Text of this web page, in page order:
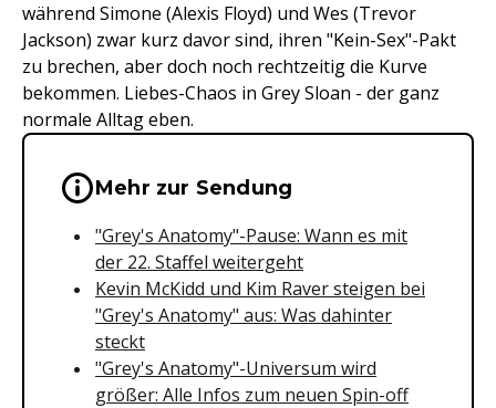
während Simone (Alexis Floyd) und Wes (Trevor
Jackson) zwar kurz davor sind, ihren "Kein-Sex"-Pakt
zu brechen, aber doch noch rechtzeitig die Kurve
bekommen. Liebes-Chaos in Grey Sloan - der ganz
normale Alltag eben.
Wichtige Hinweise &
Mehr zur Sendung
"Grey's Anatomy"-Pause: Wann es mit
der 22. Staffel weitergeht
Kevin McKidd und Kim Raver steigen bei
"Grey's Anatomy" aus: Was dahinter
steckt
"Grey's Anatomy"-Universum wird
größer: Alle Infos zum neuen Spin-off